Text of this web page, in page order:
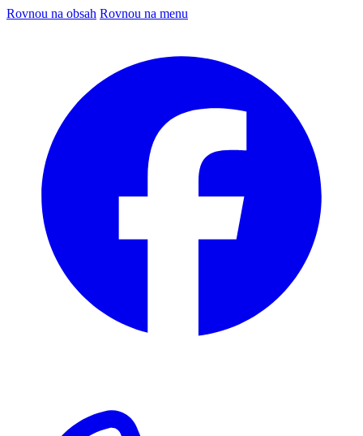
Rovnou na obsah Rovnou na menu